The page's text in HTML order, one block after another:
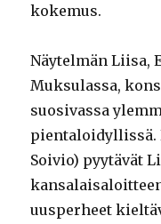
kokemus.
Näytelmän Liisa,
Muksulassa,
suosivassa
pientaloidyllissä.
Soivio) pyytävät
uusperheet